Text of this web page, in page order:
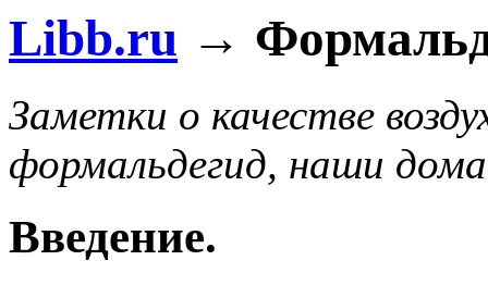
Libb.ru →
Заметки о качестве
формальдегид, наши дома
Введение.